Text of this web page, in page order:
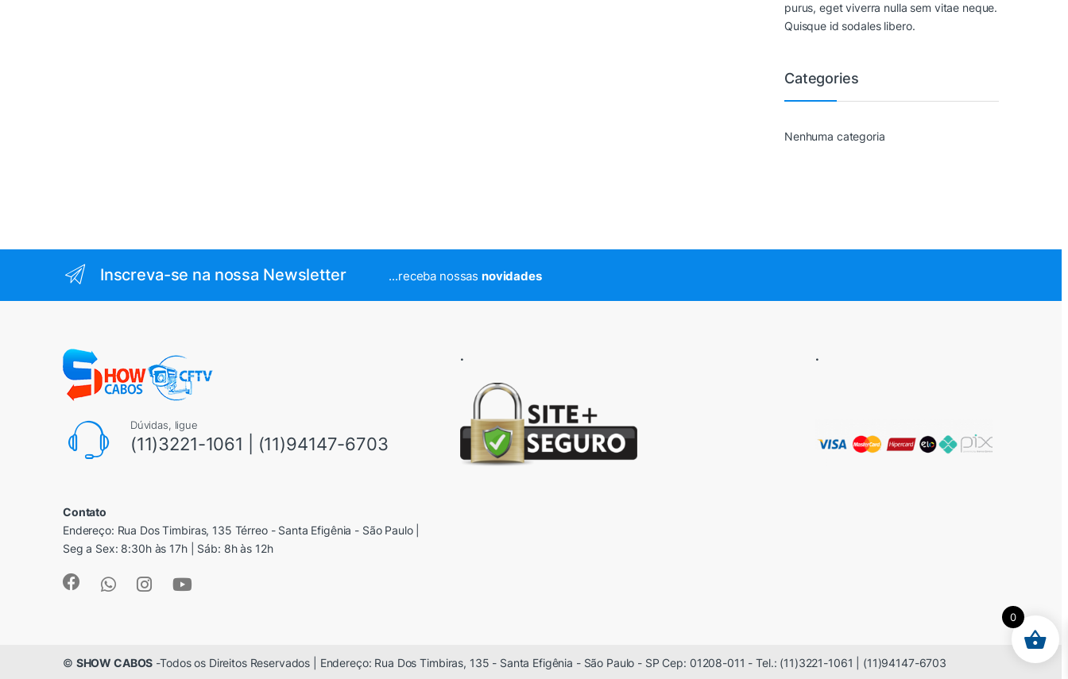
purus, eget viverra nulla sem vitae neque.
Quisque id sodales libero.
Categories
Nenhuma categoria
Inscreva-se na nossa Newsletter ...receba nossas novidades
Dúvidas, ligue
(11)3221-1061 | (11)94147-6703
Contato
Endereço: Rua Dos Timbiras, 135 Térreo - Santa Efigênia - São Paulo |
Seg a Sex: 8:30h às 17h | Sáb: 8h às 12h
. .
© SHOW CABOS -Todos os Direitos Reservados | Endereço: Rua Dos Timbiras, 135 - Santa Efigênia - São Paulo - SP Cep: 01208-011 - Tel.: (11)3221-1061 | (11)94147-6703
0